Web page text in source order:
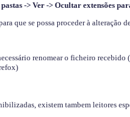
-> Ver -> Ocultar extensões
que se possa proceder à alteração
renomear o ficheiro
existem tambem leitores